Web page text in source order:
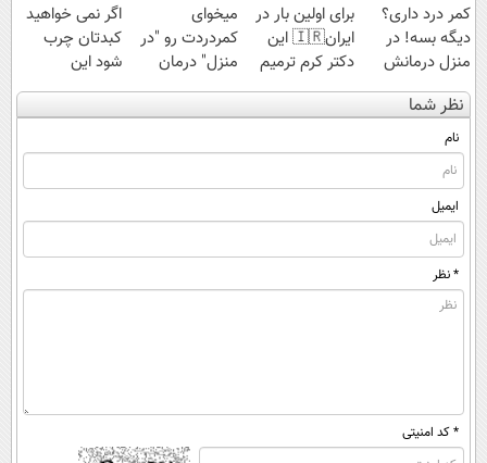
کمر درد داری؟
دیگه بسه! در
منزل درمانش
کن
(◀پرسش‌نامه)
برای اولین بار در
ایران🇮🇷 این
دکتر کرم ترمیم
کننده 23 روزه
ساخت!
میخوای
کمردردت رو "در
منزل" درمان
کنی؟ (◂فیلم +
◂پرسش‌نامه)
اگر نمی خواهید
کبدتان چرب
شود این
نوشیدنی خوش
طعم را بنوشید
نظر شما
نام
ایمیل
* نظر
* کد امنیتی